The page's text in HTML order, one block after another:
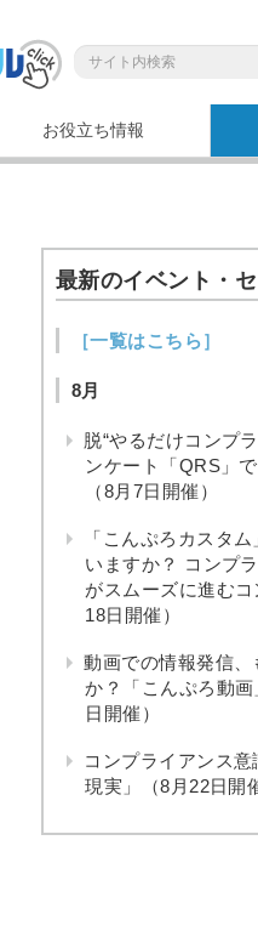
お役立ち情報
最新のイベント・
［一覧はこちら］
8月
脱“やるだけコンプ
ンケート「QRS」
（8月7日開催）
「こんぷろカスタ
いますか？ コンプ
がスムーズに進む
18日開催）
動画での情報発信
か？「こんぷろ動
日開催）
コンプライアンス
現実」（8月22日開